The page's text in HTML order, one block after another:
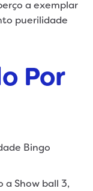
a exemplar
puerilidade
Por
a Show ball 3,